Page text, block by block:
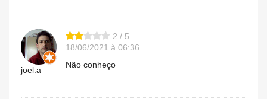
joel.a
2 / 5
18/06/2021 à 06:36
Não conheço